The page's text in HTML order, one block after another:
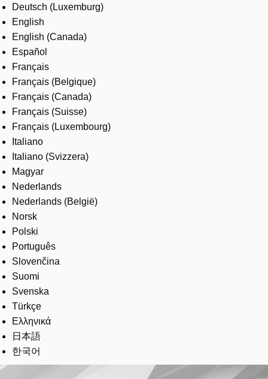
Contact us
Careers
Deutsch (Luxemburg)
English
English (Canada)
Español
Français
Français (Belgique)
Français (Canada)
Français (Suisse)
Français (Luxembourg)
Italiano
Italiano (Svizzera)
Magyar
Nederlands
Nederlands (België)
Norsk
Polski
Português
Slovenčina
Suomi
Svenska
Türkçe
Ελληνικά
日本語
한국어